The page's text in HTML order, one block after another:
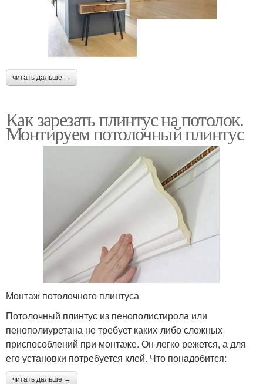
читать дальше →
Как зарезать плинтус на потолок.
Монтируем потолочный плинтус
Монтаж потолочного плинтуса
Потолочный плинтус из пенополистирола или
пенополиуретана не требует каких-либо сложных
приспособлений при монтаже. Он легко режется, а для
его установки потребуется клей. Что понадобится:
читать дальше →